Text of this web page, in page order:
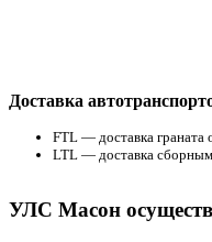
Доставка
FTL — доставка граната
LTL — доставка
УЛС Масон